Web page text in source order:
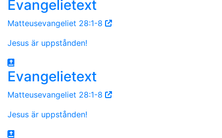
Evangelietext
Matteusevangeliet 28:1-8
Jesus är uppstånden!
Evangelietext
Matteusevangeliet 28:1-8
Jesus är uppstånden!